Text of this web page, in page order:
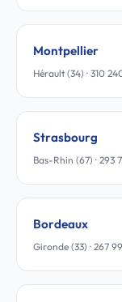
Montpellier
Hérault (34) · 310
Strasbourg
Bas-Rhin (67) · 293
Bordeaux
Gironde (33) · 267